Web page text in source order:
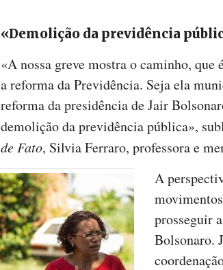
«Demolição da previdência
«A nossa greve mostra o caminho,
a reforma da Previdência. Seja ela
reforma da presidência de Jair
demolição da previdência pública»,
de Fato, Silvia Ferraro, professora e
A
prosseguir
Bolsonaro.